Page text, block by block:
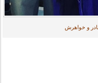
و خواهرش